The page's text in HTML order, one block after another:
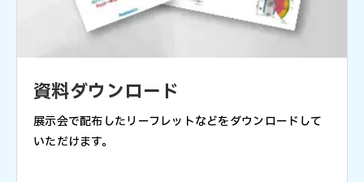
資料ダウンロード
展示会で配布したリーフレットなどをダウンロードして
いただけます。